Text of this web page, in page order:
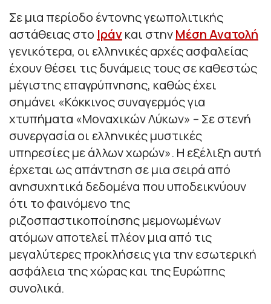
Σε μια περίοδο έντονης γεωπολιτικής
αστάθειας στο Ιράνκαι στηνΜέση Ανατολή
γενικότερα, οι ελληνικές αρχές ασφαλείας
έχουν θέσει τις δυνάμεις τους σε καθεστώς
μέγιστης επαγρύπνησης, καθώς έχει
σημάνει «Κόκκινος συναγερμός για
χτυπήματα «Μοναχικών Λύκων» – Σε στενή
συνεργασία οι ελληνικές μυστικές
υπηρεσίες με άλλων χωρών». Η εξέλιξη αυτή
έρχεται ως απάντηση σε μια σειρά από
ανησυχητικά δεδομένα που υποδεικνύουν
ότι το φαινόμενο της
ριζοσπαστικοποίησης μεμονωμένων
ατόμων αποτελεί πλέον μια από τις
μεγαλύτερες προκλήσεις για την εσωτερική
ασφάλεια της χώρας και της Ευρώπης
συνολικά.